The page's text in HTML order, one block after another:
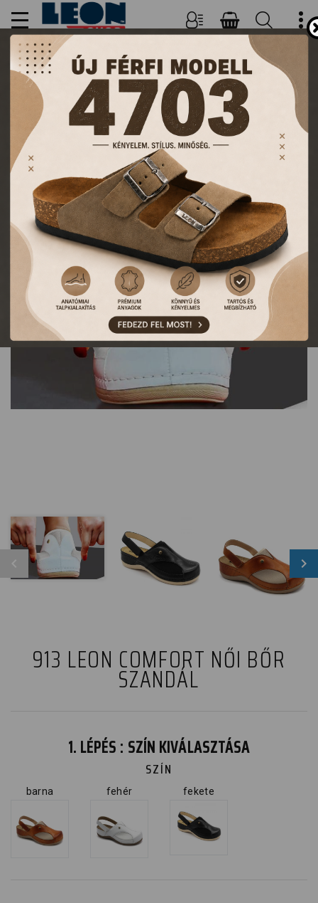
NŐI, FÉRFI PAPUCSOK ÉS
KLUMPÁK
FŐOLDAL TERMÉKEK
913 LEON COMFORT NŐI BŐR
SZANDÁL
1. LÉPÉS : SZÍN KIVÁLASZTÁSA
SZÍN
barna fehér fekete